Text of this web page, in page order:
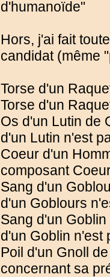
d'humanoïde"
Hors, j'ai fait
candidat (même
Torse d'un
Torse d'un
Os d'un Lutin de
d'un Lutin n'est
Coeur d'un
composant
Sang d'un
d'un Goblours
Sang d'un
d'un Goblin n'est
Poil d'un Gnoll
concernant sa